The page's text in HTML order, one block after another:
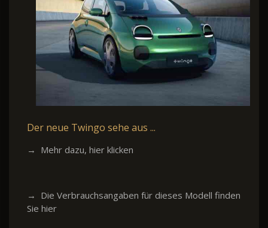
Der neue Twingo sehe aus ...
→ Mehr dazu, hier klicken
→ Die Verbrauchsangaben für dieses Modell finden
Sie hier